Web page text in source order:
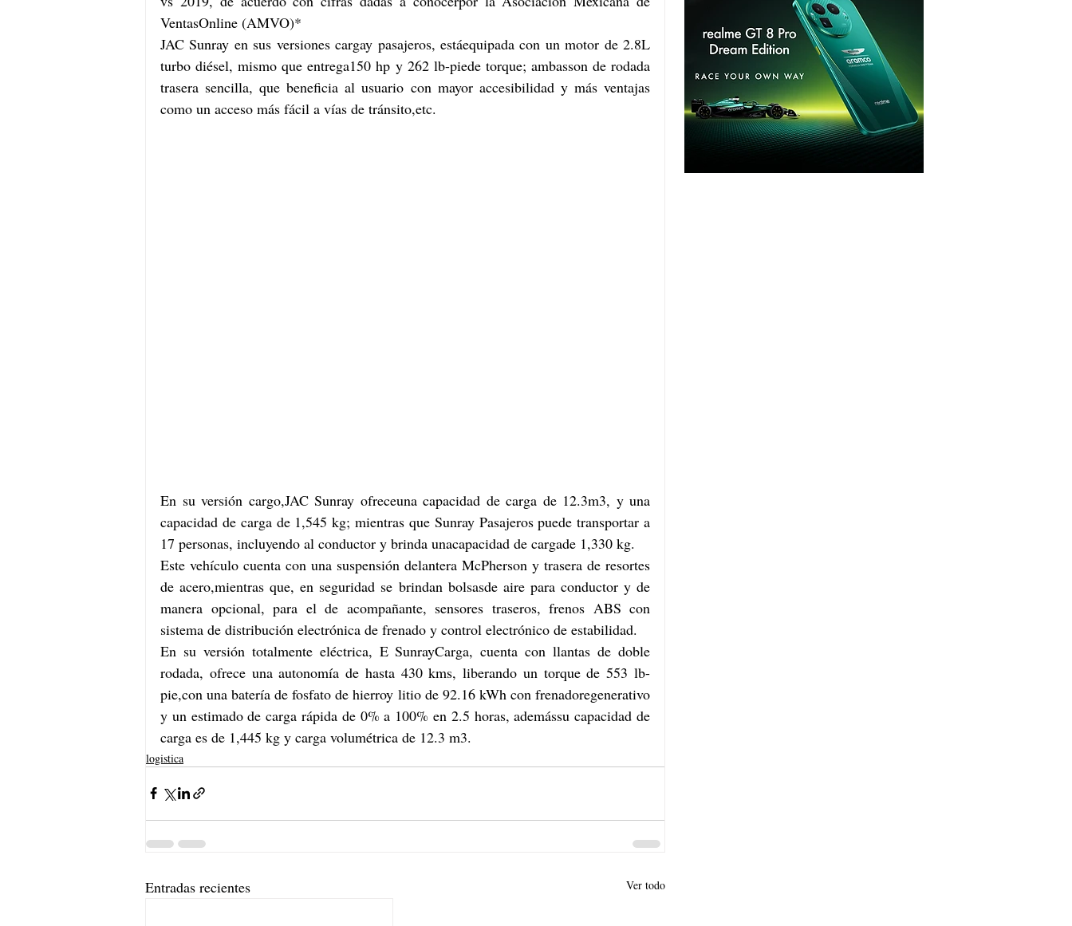
VentasOnline (AMVO)*
JAC Sunray en sus versiones cargay pasajeros, estáequipada con un motor de 2.8L
turbo diésel, mismo que entrega150 hp y 262 lb-piede torque; ambasson de rodada
trasera sencilla, que beneficia al usuario con mayor accesibilidad y más ventajas
como un acceso más fácil a vías de tránsito,etc.
En su versión cargo,JAC Sunray ofreceuna capacidad de carga de 12.3m3, y una
capacidad de carga de 1,545 kg; mientras que Sunray Pasajeros puede transportar a
17 personas, incluyendo al conductor y brinda unacapacidad de cargade 1,330 kg.
Este vehículo cuenta con una suspensión delantera McPherson y trasera de resortes
de acero,mientras que, en seguridad se brindan bolsasde aire para conductor y de
manera opcional, para el de acompañante, sensores traseros, frenos ABS con
sistema de distribución electrónica de frenado y control electrónico de estabilidad.
En su versión totalmente eléctrica, E SunrayCarga, cuenta con llantas de doble
rodada, ofrece una autonomía de hasta 430 kms, liberando un torque de 553 lb-
pie,con una batería de fosfato de hierroy litio de 92.16 kWh con frenadoregenerativo
y un estimado de carga rápida de 0% a 100% en 2.5 horas, ademássu capacidad de
carga es de 1,445 kg y carga volumétrica de 12.3 m3.
logistica
Entradas recientes Ver todo